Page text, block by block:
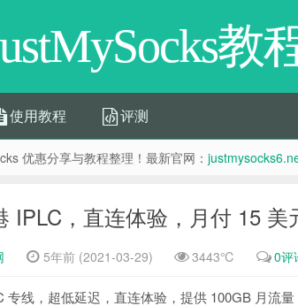
教
使用教程 评测
优惠分享与教程整理！最新官网：
IPLC，直连体验，月付 15 美
5年前 (2021-03-29) 3443℃ 0评
线，超低延迟，直连体验，提供 100GB 月流